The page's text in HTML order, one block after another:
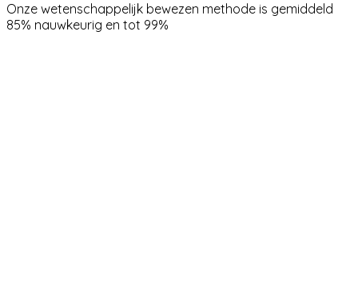
Onze wetenschappelijk bewezen methode is gemiddeld
85% nauwkeurig en tot 99%